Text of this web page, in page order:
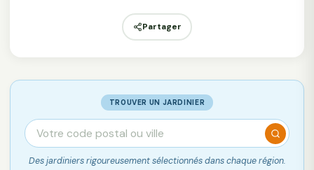
Partager
TROUVER UN JARDINIER
Des jardiniers rigoureusement sélectionnés dans chaque région.